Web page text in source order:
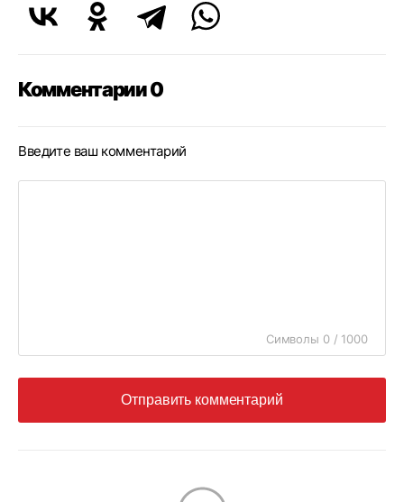
Комментарии 0
Введите ваш комментарий
Символы 0 / 1000
Отправить комментарий